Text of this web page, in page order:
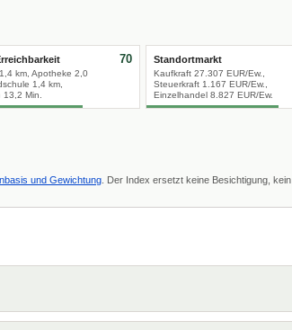
km, Apotheke 2,0
1,4 km,
Min.
70 Standortmarkt
Kaufkraft 27.307 EUR/Ew.,
Steuerkraft 1.167 EUR/Ew.,
Einzelhandel 8.827 EUR/Ew.
und Gewichtung . Der Index ersetzt keine Besichtigung, kein